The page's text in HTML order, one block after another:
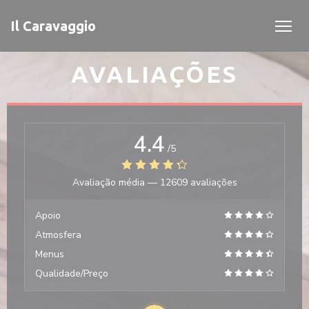
Il Caravaggio
AVALIAÇÕES
4.4 /5
Avaliação média — 12609 avaliações
Apoio
Atmosfera
Menus
Qualidade/Preço